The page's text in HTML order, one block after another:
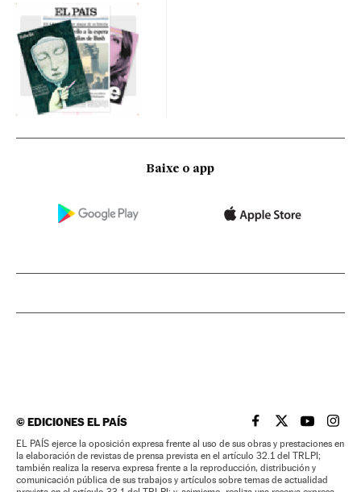
Baixe o app
©EDICIONES EL PAÍS EL PAÍS BRASIL EN
EL PAÍSEL PAÍS
EL
EL PAÍS ejerce la oposición expresa frente al uso de sus obras y prestaciones en
la elaboración de revistas de prensa prevista en el artículo 32.1 del TRLPI;
también realiza la reserva expresa frente a la reproducción, distribución y
comunicación pública de sus trabajos y artículos sobre temas de actualidad